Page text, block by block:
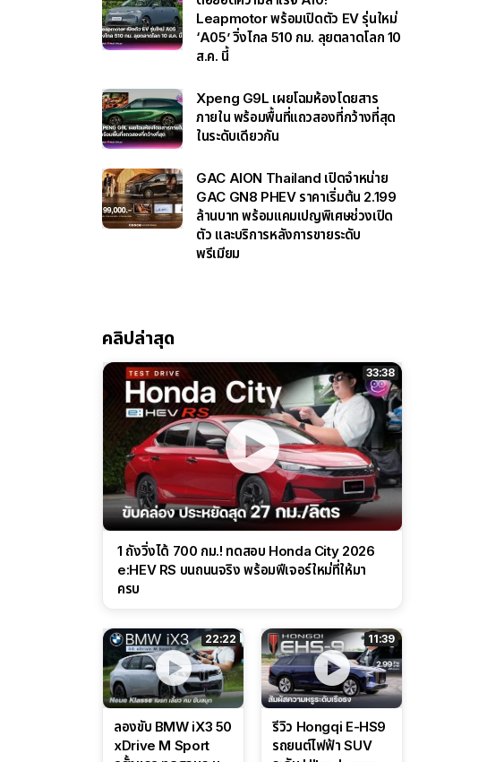
Leapmotor พร้อมเปิดตัว EV รุ่นใหม่
‘A05’ วิ่งไกล 510 กม. ลุยตลาดโลก 10
ส.ค. นี้
Xpeng G9L เผยโฉมห้องโดยสาร
ภายใน พร้อมพื้นที่แถวสองที่กว้างที่สุด
ในระดับเดียวกัน
GAC AION Thailand เปิดจำหน่าย
GAC GN8 PHEV ราคาเริ่มต้น 2.199
ล้านบาท พร้อมแคมเปญพิเศษช่วงเปิด
ตัว และบริการหลังการขายระดับ
พรีเมียม
คลิปล่าสุด
33:38
1 ถังวิ่งได้ 700 กม.! ทดสอบ Honda City 2026
e:HEV RS บนถนนจริง พร้อมฟีเจอร์ใหม่ที่ให้มา
ครบ
22:22
ลองขับ BMW iX3 50
xDrive M Sport
11:39
รีวิว Hongqi E-HS9
รถยนต์ไฟฟ้า SUV